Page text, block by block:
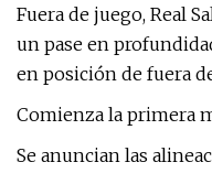
Fuera de juego, Real
un pase en
en posición de fuera
Comienza la primera
Se anuncian las